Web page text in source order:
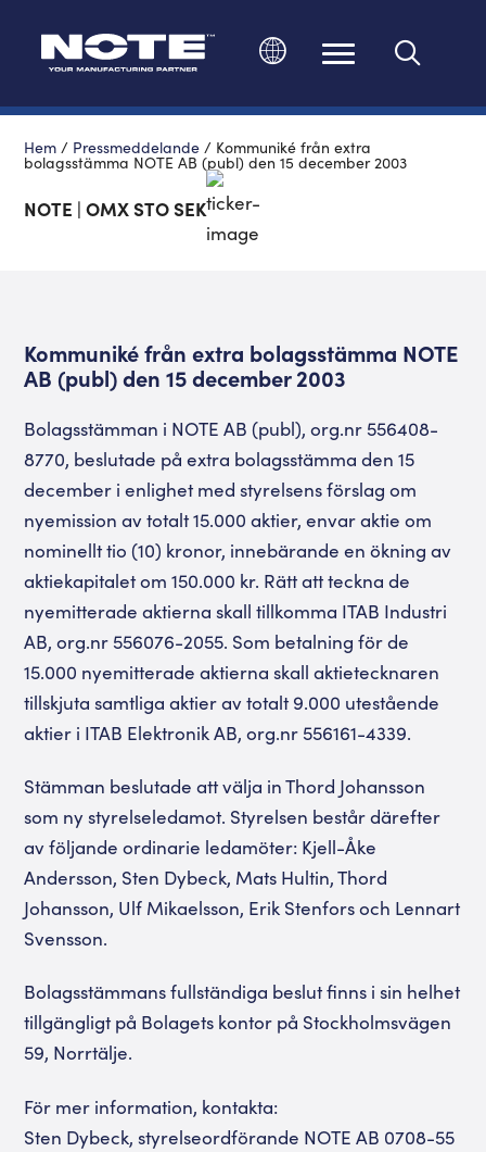
Hem / Pressmeddelande / Kommuniké från extra
bolagsstämma NOTE AB (publ) den 15 december 2003
NOTE | OMX STO SEK
Kommuniké från extra bolagsstämma NOTE
AB (publ) den 15 december 2003
Bolagsstämman i NOTE AB (publ), org.nr 556408-
8770, beslutade på extra bolagsstämma den 15
december i enlighet med styrelsens förslag om
nyemission av totalt 15.000 aktier, envar aktie om
nominellt tio (10) kronor, innebärande en ökning av
aktiekapitalet om 150.000 kr. Rätt att teckna de
nyemitterade aktierna skall tillkomma ITAB Industri
AB, org.nr 556076-2055. Som betalning för de
15.000 nyemitterade aktierna skall aktietecknaren
tillskjuta samtliga aktier av totalt 9.000 utestående
aktier i ITAB Elektronik AB, org.nr 556161-4339.
Stämman beslutade att välja in Thord Johansson
som ny styrelseledamot. Styrelsen består därefter
av följande ordinarie ledamöter: Kjell-Åke
Andersson, Sten Dybeck, Mats Hultin, Thord
Johansson, Ulf Mikaelsson, Erik Stenfors och Lennart
Svensson.
Bolagsstämmans fullständiga beslut finns i sin helhet
tillgängligt på Bolagets kontor på Stockholmsvägen
59, Norrtälje.
För mer information, kontakta:
Sten Dybeck, styrelseordförande NOTE AB 0708-55